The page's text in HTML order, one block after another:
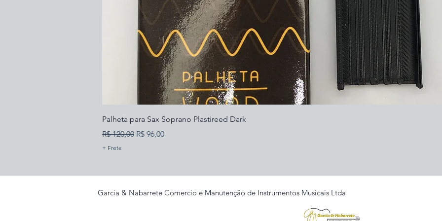
Palheta para Sax Soprano Plastireed Dark
Preço normal
R$ 120,00 Preço promocional
R$ 96,00
+ Frete
Garcia & Nabarrete Comercio e Manutenção de Instrumentos Musicais Ltda